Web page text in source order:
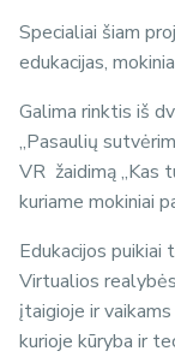
Specialiai šiam
edukacijas,
Galima rinktis iš
„Pasaulių
VR žaidimą „Kas
kuriame mokiniai
Edukacijos puikiai
Virtualios
įtaigioje ir
kurioje kūryba ir